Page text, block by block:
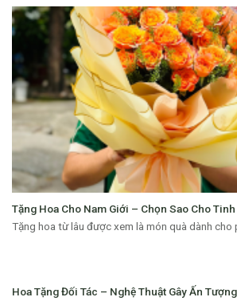
Tặng Hoa Cho Nam Giới – Chọn Sao Cho
Tặng hoa từ lâu được xem là món quà dành cho
Hoa Tặng Đối Tác – Nghệ Thuật Gây Ấn